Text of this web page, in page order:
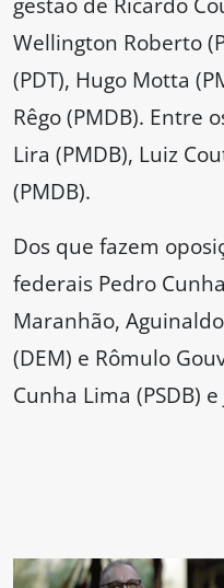
Wellington Roberto
(PDT), Hugo Motta
Rêgo (PMDB). Entre
Lira (PMDB), Luiz
(PMDB).
Dos que fazem
federais Pedro
Maranhão,
(DEM) e Rômulo
Cunha Lima (PSDB)